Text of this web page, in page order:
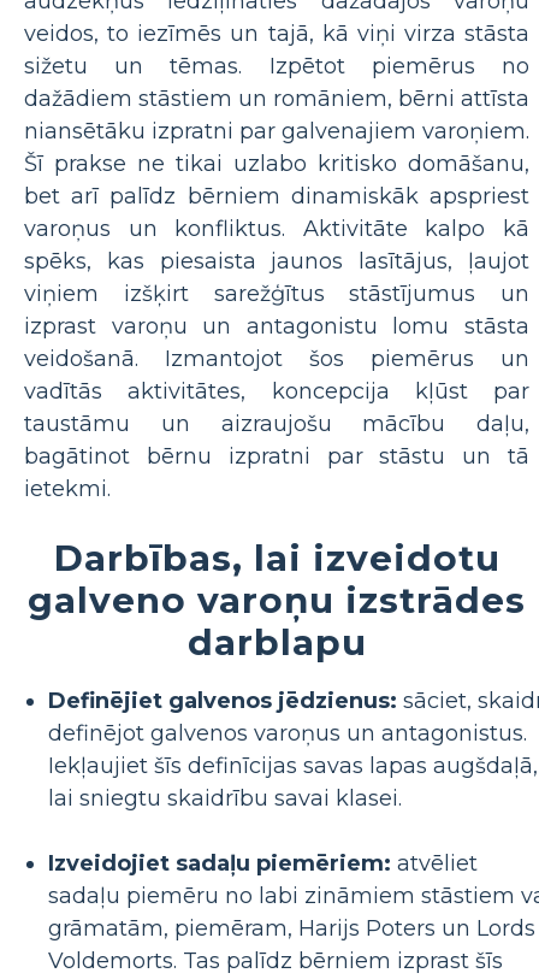
veidos, to iezīmēs un tajā, kā viņi virza stāsta
sižetu un tēmas. Izpētot piemērus no
dažādiem stāstiem un romāniem, bērni attīsta
niansētāku izpratni par galvenajiem varoņiem.
Šī prakse ne tikai uzlabo kritisko domāšanu,
bet arī palīdz bērniem dinamiskāk apspriest
varoņus un konfliktus. Aktivitāte kalpo kā
spēks, kas piesaista jaunos lasītājus, ļaujot
viņiem izšķirt sarežģītus stāstījumus un
izprast varoņu un antagonistu lomu stāsta
veidošanā. Izmantojot šos piemērus un
vadītās aktivitātes, koncepcija kļūst par
taustāmu un aizraujošu mācību daļu,
bagātinot bērnu izpratni par stāstu un tā
ietekmi.
Darbības, lai izveidotu
galveno varoņu izstrādes
darblapu
Definējiet galvenos jēdzienus: sāciet,
definējot galvenos varoņus un antagonistus.
Iekļaujiet šīs definīcijas savas lapas augšdaļā,
lai sniegtu skaidrību savai klasei.
Izveidojiet sadaļu piemēriem: atvēliet
sadaļu piemēru no labi zināmiem stāstiem
grāmatām, piemēram, Harijs Poters un Lords
Voldemorts. Tas palīdz bērniem izprast šīs